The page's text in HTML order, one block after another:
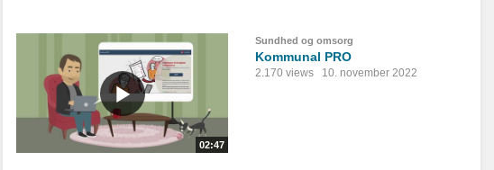
02:47
Sundhed og omsorg
Kommunal PRO
2.170 views 10. november 2022